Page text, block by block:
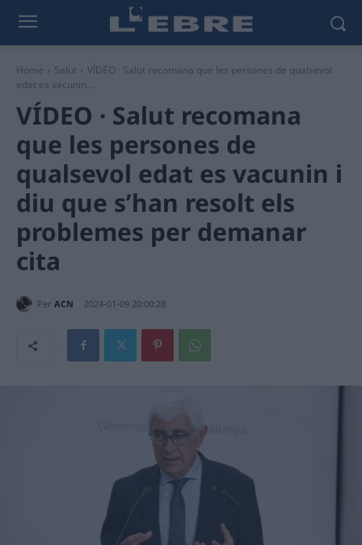
Home Salut
VÍDEO · Salut recomana que les persones de qualsevol
edat es vacunin...
VÍDEO · Salut recomana
que les persones de
qualsevol edat es vacunin i
diu que s’han resolt els
problemes per demanar
cita
Per ACN 2024-01-09 20:00:28